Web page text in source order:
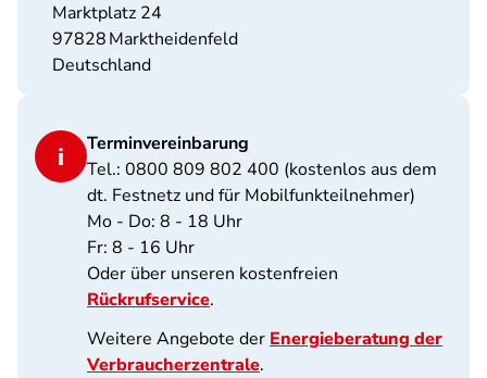
Marktplatz 24
97828Marktheidenfeld
Deutschland
Terminvereinbarung
Tel.: 0800 809 802 400 (kostenlos aus dem
dt. Festnetz und für Mobilfunkteilnehmer)
Mo - Do: 8 - 18 Uhr
Fr: 8 - 16 Uhr
Oder über unseren kostenfreien
Rückrufservice.
Weitere Angebote der Energieberatung der
Verbraucherzentrale.